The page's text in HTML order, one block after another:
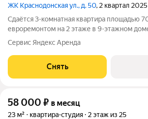
ЖК Краснодонская ул., д. 50, 2 квартал 2025
Сдаётся 3-комнатная квартира площадью
евроремонтом на 2 этаже в 9-этажном доме
месяцев. Из техники есть: Духовой шкаф Стиральная машина
Холодильник Бойлер Дом - монолитный, окна выходят во двор
и на улицу. В подъезде 2
Сервис Яндекс Аренда
Снять
58 000 ₽ в месяц
23 м² квартира-студия 2 этаж из 25